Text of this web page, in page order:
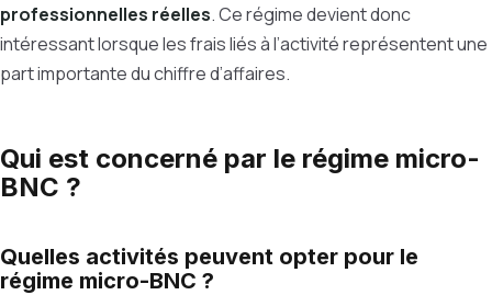
professionnelles réelles. Ce régime devient donc
intéressant lorsque les frais liés à l’activité représentent une
part importante du chiffre d’affaires.
Qui est concerné par le régime micro-
BNC ?
Quelles activités peuvent opter pour le
régime micro-BNC ?